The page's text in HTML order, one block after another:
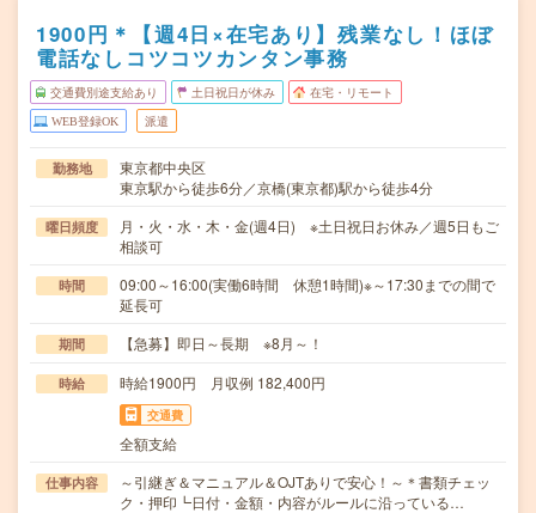
1900円＊【週4日×在宅あり】残業なし！ほぼ
電話なしコツコツカンタン事務
交通費別途支給あり 土日祝日が休み 在宅・リモート
WEB登録OK 派遣
勤務地
東京都中央区
東京駅から徒歩6分／京橋(東京都)駅から徒歩4分
曜日頻度
月・火・水・木・金(週4日) ※土日祝日お休み／週5日もご
相談可
時間
09:00～16:00(実働6時間 休憩1時間)※～17:30までの間で
延長可
期間 【急募】即日～長期 ※8月～！
時給 時給1900円 月収例 182,400円
交通費
全額支給
仕事内容
～引継ぎ＆マニュアル＆OJTありで安心！～＊書類チェッ
ク・押印┗日付・金額・内容がルールに沿っている…